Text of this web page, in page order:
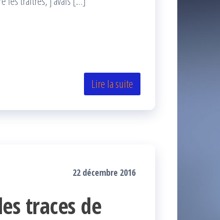
Lire la suite
22 décembre 2016
traces de